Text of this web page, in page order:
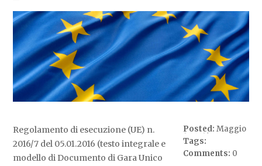
Regolamento di esecuzione (UE) n.
2016/7 del 05.01.2016 (testo integrale e
modello di Documento di Gara Unico
Posted: Maggio
17, 2016
Tags:
approntamento
documenti,
Comments: 0